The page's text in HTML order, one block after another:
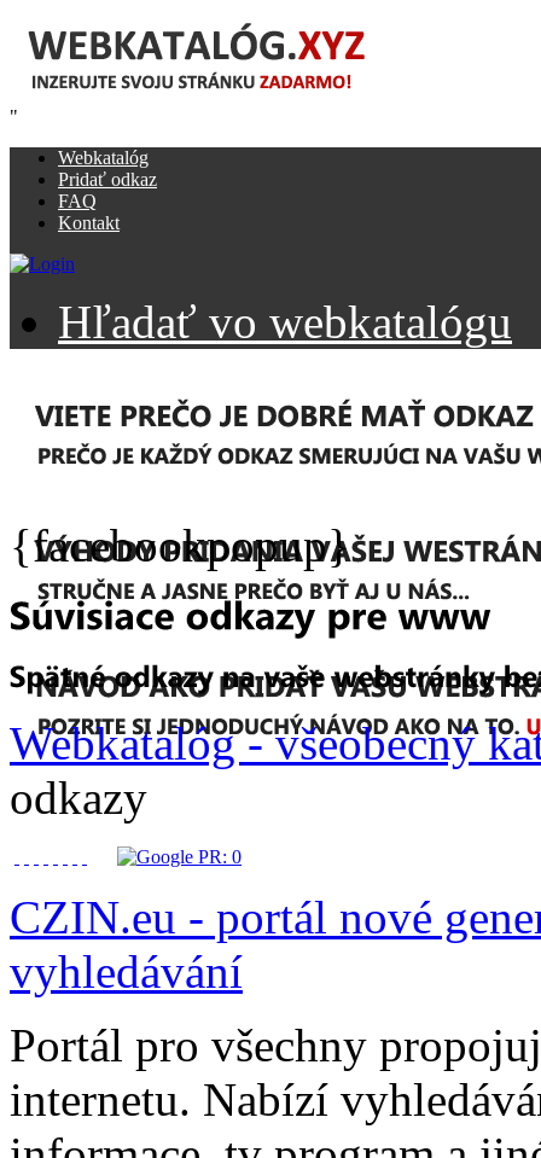
"
Webkatalóg
Pridať odkaz
FAQ
Kontakt
Hľadať vo webkatalógu
{facebookpopup}
Webkatalóg - všeobecný
odkazy
CZIN.eu - portál nové
vyhledávání
Portál pro všechny
internetu. Nabízí